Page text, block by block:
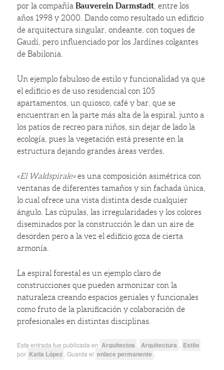
por la compañíaBauverein Darmstadt , entre los
años 1998 y 2000. Dando como resultado un edificio
de arquitectura singular, ondeante, con toques de
Gaudí, pero influenciado por los Jardínes colgantes
de Babilonia.
Un ejemplo fabuloso de estilo y funcionalidad ya que
el edificio es de uso residencial con 105
apartamentos, un quiosco, café y bar, que se
encuentran en la parte más alta de la espiral, junto a
los patios de recreo para niños, sin dejar de lado la
ecología, pues la vegetación está presente en la
estructura dejando grandes áreas verdes.
«El Waldspirale»es una composición asimétrica con
ventanas de diferentes tamaños y sin fachada única,
lo cual ofrece una vista distinta desde cualquier
ángulo. Las cúpulas, las irregularidades y los colores
diseminados por la construcción le dan un aire de
desorden pero a la vez el edificio goza de cierta
armonía.
La espiral forestal es un ejemplo claro de
construcciones que pueden armonizar con la
naturaleza creando espacios geniales y funcionales
como fruto de la planificación y colaboración de
profesionales en distintas disciplinas.
Esta entrada fue publicada en Arquitectos Arquitectura Estilo
por Katia López . Guarda el enlace permanente